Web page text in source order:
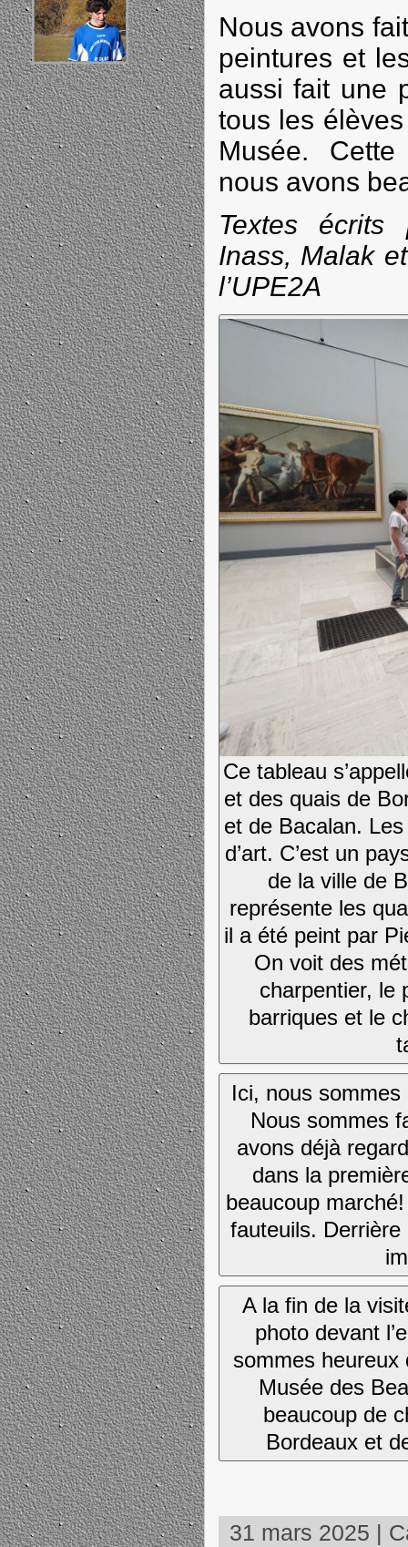
Nous avons
peintures et
aussi fait une
tous les
Musée.
nous avons
Textes écrits
Inass, Malak
l’UPE2A
Ce tableau
et des quais de
et de Bacalan.
d’art. C’est un
de la ville de
représente les
il a été peint par
On voit des
charpentier, le
barriques et le
Ici, nous
Nous sommes
avons déjà
dans la
beaucoup
fauteuils.
A la fin de la
photo devant
sommes heureux
Musée des
beaucoup de
Bordeaux et
31 mars 2025 |